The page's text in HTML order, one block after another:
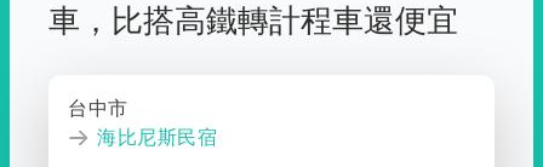
車， 比搭高鐵轉計程車還便宜
台中市
海比尼斯民宿